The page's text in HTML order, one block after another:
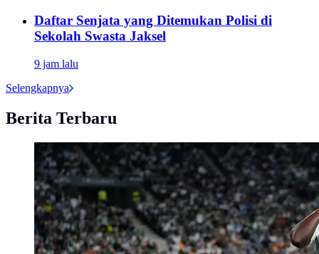
Daftar Senjata yang Ditemukan Polisi di
Sekolah Swasta Jaksel
9 jam lalu
Selengkapnya
Berita Terbaru